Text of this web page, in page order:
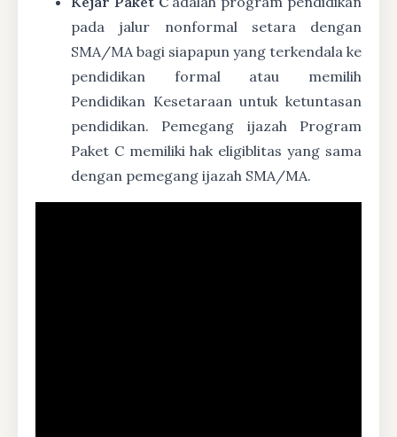
pada jalur nonformal setara dengan
SMA/MA bagi siapapun yang terkendala ke
pendidikan formal atau memilih
Pendidikan Kesetaraan untuk ketuntasan
pendidikan. Pemegang ijazah Program
Paket C memiliki hak eligiblitas yang sama
dengan pemegang ijazah SMA/MA.